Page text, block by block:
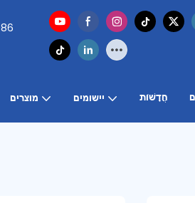
מוצרים יישומים חֲדָשׁוֹת